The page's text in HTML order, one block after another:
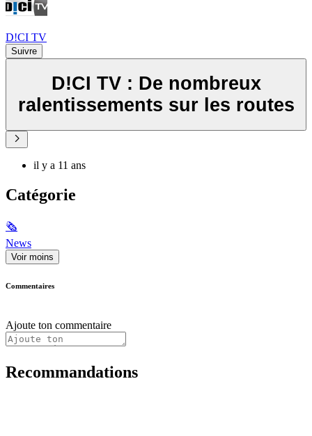
D!CI TV
Suivre
D!CI TV : De nombreux
ralentissements sur les routes
il y a 11 ans
Catégorie
🗞
News
Voir moins
Commentaires
Ajoute ton commentaire
Recommandations